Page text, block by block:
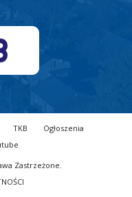
TKB
Ogłoszenia
Zastrzeżone.